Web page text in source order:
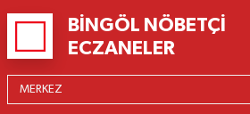
BINGÖL NÖBETÇI
ECZANELER